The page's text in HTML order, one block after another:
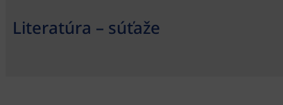
Literatúra – súťaže